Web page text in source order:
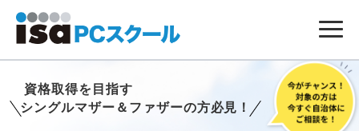
資格取得を目指す
シングルマザー＆ファザーの方必見！